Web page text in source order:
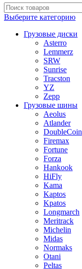
Выберите категорию
Грузовые диски
Asterro
Lemmerz
SRW
Sunrise
Tracston
YZ
Zepp
Грузовые шины
Aeolus
Atlander
DoubleCoin
Firemax
Fortune
Forza
Hankook
HiFly
Kama
Kaptos
Kpatos
Longmarch
Meritrack
Michelin
Midas
Normaks
Otani
Peltas